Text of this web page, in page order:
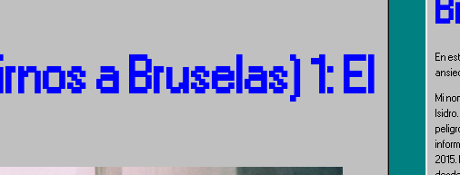
a Bruselas) 1: El
En
Mi
2015.